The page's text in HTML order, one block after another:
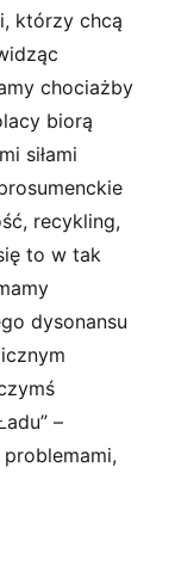
którzy chcą
chociażby
biorą
siłami
recykling,
to w tak
dysonansu
–